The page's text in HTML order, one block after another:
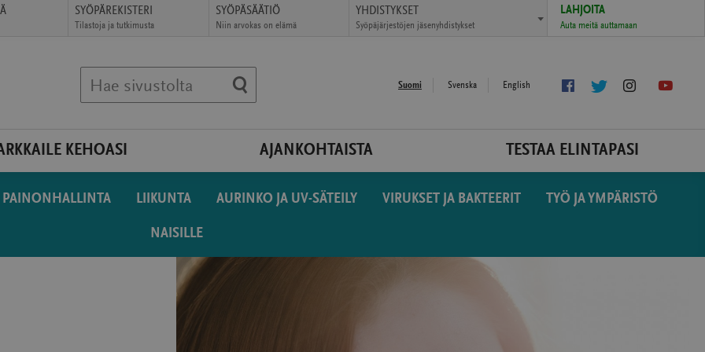
LAHJOITA
Auta meitä auttamaan
Hae sivustolta Suomi Svenska English
Tykkää
(avautuu Seuraa
(avautuu Seuraa
(avautuu
PAINON­HALLINTA LIIKUNTA AURINKO JA UV-SÄTEILY VIRUKSET JA BAKTEERIT TYÖ JA YMPÄRISTÖ
NAISILLE
KEHOASI AJANKOHTAISTA TESTAA ELINTAPASI
SYÖPÄREKISTERI
Tilastoja ja tutkimusta
ikkunassa)
SYÖPÄSÄÄTIÖ
Niin arvokas on elämä
ikkunassa)
YHDISTYKSET
Syöpäjärjestöjen jäsenyhdistykset